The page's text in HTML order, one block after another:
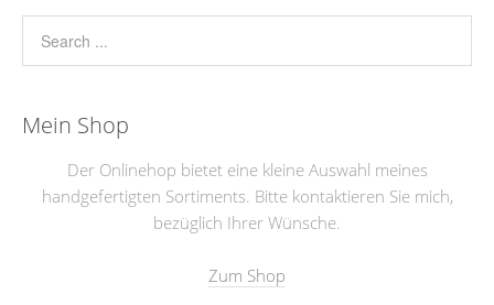
Mein Shop
Der Onlinehop bietet eine kleine Auswahl meines
handgefertigten Sortiments. Bitte kontaktieren Sie mich,
bezüglich Ihrer Wünsche.
Zum Shop